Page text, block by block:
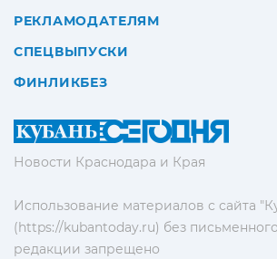
Новости Краснодара и Края
Использование материалов с сайта
(https://kubantoday.ru) без
редакции запрещено
РЕКЛАМОДАТЕЛЯМ
СПЕЦВЫПУСКИ
ФИНЛИКБЕЗ